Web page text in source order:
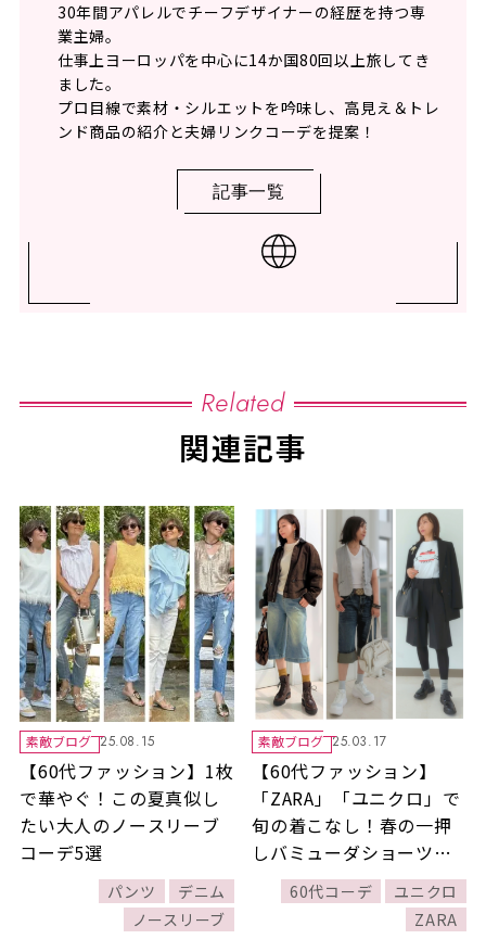
30年間アパレルでチーフデザイナーの経歴を持つ専
業主婦。
仕事上ヨーロッパを中心に14か国80回以上旅してき
ました。
プロ目線で素材・シルエットを吟味し、高見え＆トレ
ンド商品の紹介と夫婦リンクコーデを提案！
記事一覧
Related
関連記事
素敵ブログ 25.08.15
【60代ファッション】1枚
で華やぐ！この夏真似し
たい大人のノースリーブ
コーデ5選
パンツ
デニム
ノースリーブ
素敵ブログ 25.03.17
【60代ファッション】
「ZARA」「ユニクロ」で
旬の着こなし！春の一押
しバミューダショーツコ
ーデ5選♪
60代コーデ
ユニクロ
ZARA